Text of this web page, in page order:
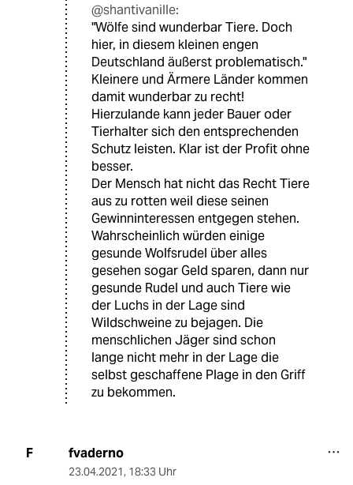
@shantivanille:
"Wölfe sind wunderbar Tiere. Doch
hier, in diesem kleinen engen
Deutschland äußerst problematisch."
Kleinere und Ärmere Länder kommen
damit wunderbar zu recht!
Hierzulande kann jeder Bauer oder
Tierhalter sich den entsprechenden
Schutz leisten. Klar ist der Profit ohne
besser.
Der Mensch hat nicht das Recht Tiere
aus zu rotten weil diese seinen
Gewinninteressen entgegen stehen.
Wahrscheinlich würden einige
gesunde Wolfsrudel über alles
gesehen sogar Geld sparen, dann nur
gesunde Rudel und auch Tiere wie
der Luchs in der Lage sind
Wildschweine zu bejagen. Die
menschlichen Jäger sind schon
lange nicht mehr in der Lage die
selbst geschaffene Plage in den Griff
zu bekommen.
F fvaderno
23.04.2021, 18:33 Uhr